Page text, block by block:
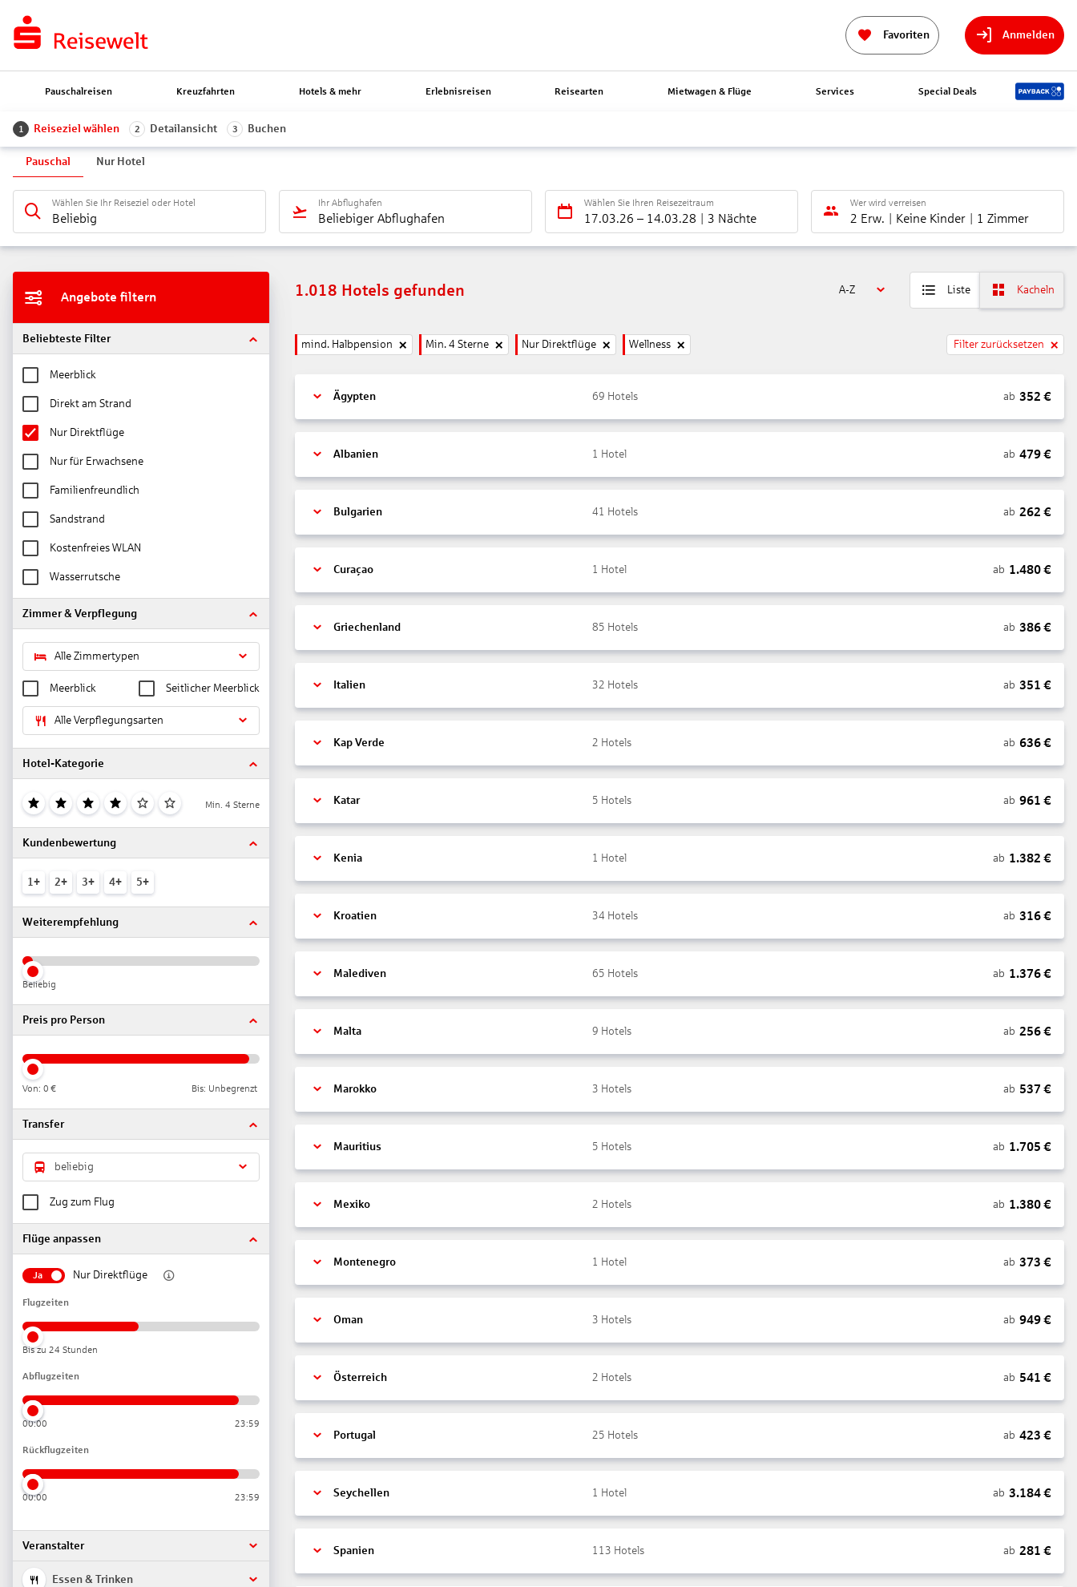
Favoriten Anmelden
Pauschalreisen Kreuzfahrten Hotels & mehr Erlebnisreisen Reisearten Mietwagen & Flüge Services Special Deals
1 Reiseziel wählen 2 Detailansicht 3 Buchen
Pauschal Nur Hotel
Wählen Sie Ihr Reiseziel oder Hotel
Beliebig
Ihr Abflughafen
Beliebiger Abflughafen
Wählen Sie Ihren Reisezeitraum
17.03.26 – 14.03.28 3 Nächte
Wer wird verreisen
2 Erw. Keine Kinder 1 Zimmer
Angebote filtern
Beliebteste Filter
Meerblick
Direkt am Strand
Nur Direktflüge
Nur für Erwachsene
Familienfreundlich
Sandstrand
Kostenfreies WLAN
Wasserrutsche
Zimmer & Verpflegung
Alle Zimmertypen
Meerblick Seitlicher Meerblick
Alle Verpflegungsarten
Hotel-Kategorie
Min. 4 Sterne
Kundenbewertung
1+ 2+ 3+ 4+ 5+
Weiterempfehlung
Beliebig
Preis pro Person
Von: 0 € Bis: Unbegrenzt
Transfer
beliebig
Zug zum Flug
Flüge anpassen
Ja Nur Direktflüge
Flugzeiten
Bis zu 24 Stunden
Abflugzeiten
00:00 23:59
Rückflugzeiten
00:00 23:59
Veranstalter
Essen & Trinken
1.018 Hotels gefunden A-Z Liste Kacheln
mind. Halbpension Min. 4 Sterne Nur Direktflüge Wellness Filter zurücksetzen
Ägypten 69 Hotels ab 352 €
Albanien 1 Hotel ab 479€
Bulgarien 41 Hotels ab 262 €
Curaçao 1 Hotel ab 1.480€
Griechenland 85 Hotels ab 386€
Italien 32 Hotels ab 351 €
Kap Verde 2 Hotels ab 636€
Katar 5 Hotels ab 961 €
Kenia 1 Hotel ab 1.382 €
Kroatien 34 Hotels ab 316€
Malediven 65 Hotels ab 1.376€
Malta 9 Hotels ab 256€
Marokko 3 Hotels ab 537 €
Mauritius 5 Hotels ab 1.705 €
Mexiko 2 Hotels ab 1.380€
Montenegro 1 Hotel ab 373 €
Oman 3 Hotels ab 949€
Österreich 2 Hotels ab 541 €
Portugal 25 Hotels ab 423 €
Seychellen 1 Hotel ab 3.184€
Spanien 113 Hotels ab 281 €